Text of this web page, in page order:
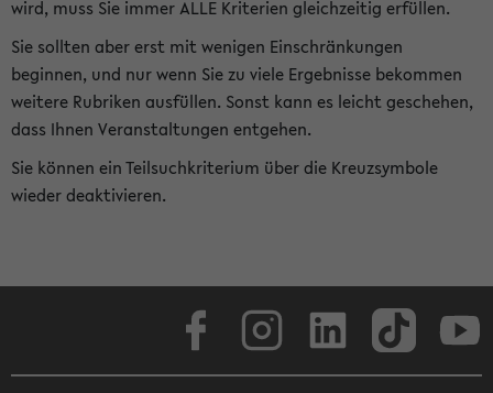
wird, muss Sie immer ALLE Kriterien gleichzeitig erfüllen.
Sie sollten aber erst mit wenigen Einschränkungen
beginnen, und nur wenn Sie zu viele Ergebnisse bekommen
weitere Rubriken ausfüllen. Sonst kann es leicht geschehen,
dass Ihnen Veranstaltungen entgehen.
Sie können ein Teilsuchkriterium über die Kreuzsymbole
wieder deaktivieren.